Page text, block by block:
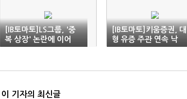
[IB토마토]LS그룹, '중
복 상장' 논란에 이어
'시간 차 유증'까지…신
[IB토마토]키움증권, 대
형 유증 주관 연속 낙
점…IB 위상 '업그레이
이 기자의 최신글